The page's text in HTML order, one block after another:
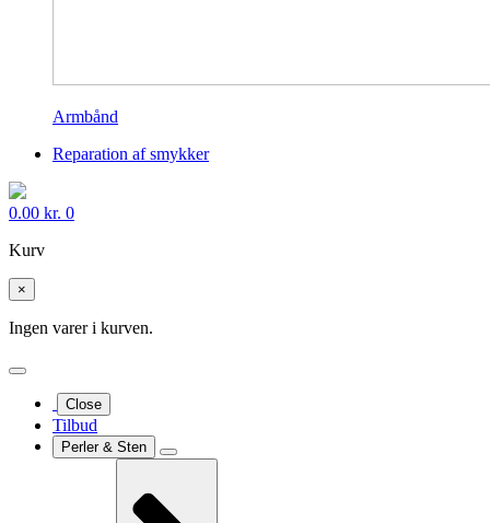
Armbånd
Reparation af smykker
0.00 kr. 0
Kurv
×
Ingen varer i kurven.
Close
Tilbud
Perler & Sten